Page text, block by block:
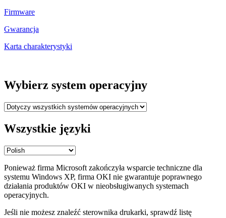
Firmware
Gwarancja
Karta charakterystyki
Wybierz system operacyjny
Wszystkie języki
Ponieważ firma Microsoft zakończyła wsparcie techniczne dla
systemu Windows XP, firma OKI nie gwarantuje poprawnego
działania produktów OKI w nieobsługiwanych systemach
operacyjnych.
Jeśli nie możesz znaleźć sterownika drukarki, sprawdź listę